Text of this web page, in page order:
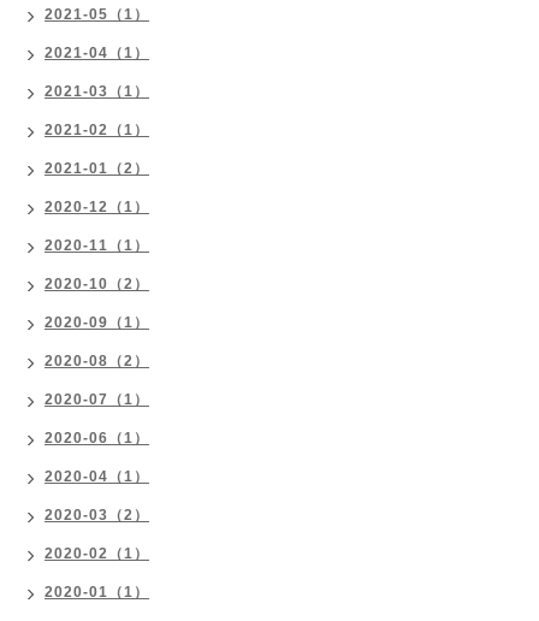
2021-05（1）
2021-04（1）
2021-03（1）
2021-02（1）
2021-01（2）
2020-12（1）
2020-11（1）
2020-10（2）
2020-09（1）
2020-08（2）
2020-07（1）
2020-06（1）
2020-04（1）
2020-03（2）
2020-02（1）
2020-01（1）